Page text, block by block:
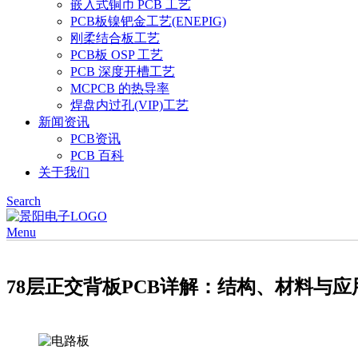
嵌入式铜币 PCB 工艺
PCB板镍钯金工艺(ENEPIG)
刚柔结合板工艺
PCB板 OSP 工艺
PCB 深度开槽工艺
MCPCB 的热导率
焊盘内过孔(VIP)工艺
新闻资讯
PCB资讯
PCB 百科
关于我们
Search
Menu
78层正交背板PCB详解：结构、材料与